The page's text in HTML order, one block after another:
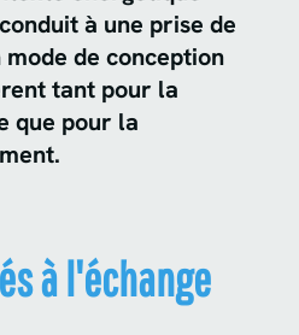
à une prise de
de conception
tant pour la
que pour la
à l'échange